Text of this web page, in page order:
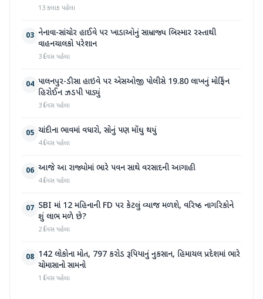
13 કલાક પહેલા
03 નેનાવા-સાંચોર હાઈવે પર ખાડાઓનું સામ્રાજ્ય બિસ્માર રસ્તાથી
વાહનચાલકો પરેશાન
3 દિવસ પહેલા
04 પાલનપુર-ડીસા હાઇવે પર એસઓજી પોલીસે 19.80 લાખનું મોર્ફિન
હિરોઈન ઝડપી પાડ્યું
3 દિવસ પહેલા
05 ચાંદીના ભાવમાં વધારો, સોનું પણ મોંઘુ થયું
4 દિવસ પહેલા
06 આજે આ રાજ્યોમાં ભારે પવન સાથે વરસાદની આગાહી
4 દિવસ પહેલા
07 SBI માં 12 મહિનાની FD પર કેટલું વ્યાજ મળશે, વરિષ્ઠ નાગરિકોને
શું લાભ મળે છે?
2 દિવસ પહેલા
08 142 લોકોના મોત, 797 કરોડ રૂપિયાનું નુકસાન, હિમાચલ પ્રદેશમાં ભારે
ચોમાસાનો સામનો
1 દિવસ પહેલા